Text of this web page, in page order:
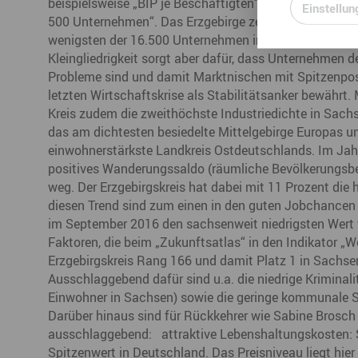
500 Unternehmen“. Das Erzgebirge zeichnet sich
wenigsten der 16.500 Unternehmen im
Kleingliedrigkeit sorgt aber dafür, dass Unternehmen
Probleme sind und damit Marktnischen mit
letzten Wirtschaftskrise als Stabilitätsanker
Kreis zudem die zweithöchste Industriedichte in
das am dichtesten besiedelte Mittelgebirge Europas
einwohnerstärkste Landkreis Ostdeutschlands. Im
positives Wanderungssaldo (räumliche
weg. Der Erzgebirgskreis hat dabei mit 11 Prozent
diesen Trend sind zum einen in den guten
im September 2016 den sachsenweit niedrigsten
Faktoren, die beim „Zukunftsatlas“ in den Indikator
Erzgebirgskreis Rang 166 und damit Platz 1 in
Ausschlaggebend dafür sind u.a. die niedrige
Einwohner in Sachsen) sowie die geringe
Darüber hinaus sind für Rückkehrer wie Sabine
ausschlaggebend: attraktive Lebenshaltungskosten:
Spitzenwert in Deutschland. Das Preisniveau liegt